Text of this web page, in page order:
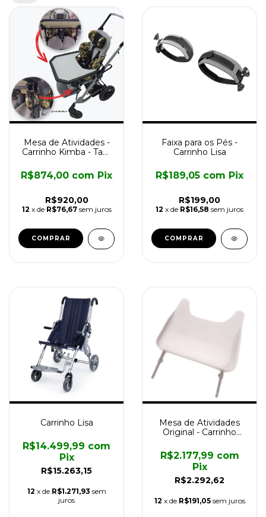
Mesa de Atividades -
Carrinho Kimba - Tam
R$920,00
R$874,00 com Pix
12 x de R$76,67 sem juros
COMPRAR
Faixa para os Pés -
Carrinho Lisa
R$199,00
R$189,05 com Pix
12 x de R$16,58 sem juros
COMPRAR
Carrinho Lisa
R$15.263,15
R$14.499,99 com
Pix
12 x de R$1.271,93 sem
juros
Mesa de Atividades
Original - Carrinho
R$2.292,62
R$2.177,99 com
Pix
12 x de R$191,05 sem juros